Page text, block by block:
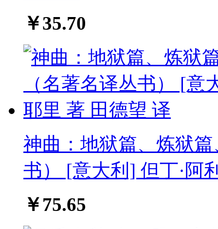
￥35.70
神曲：地狱篇、炼狱
书） [意大利] 但丁·阿
￥75.65